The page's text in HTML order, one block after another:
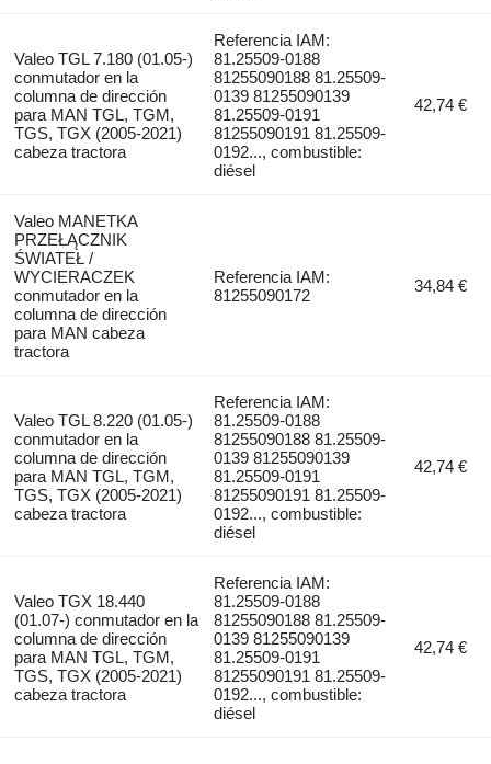
Valeo TGL 7.180 (01.05-)
conmutador en la
columna de dirección
para MAN TGL, TGM,
TGS, TGX (2005-2021)
cabeza tractora
Referencia IAM:
81.25509-0188
81255090188 81.25509-
0139 81255090139
81.25509-0191
81255090191 81.25509-
0192..., combustible:
diésel
42,74 €
Valeo MANETKA
PRZEŁĄCZNIK
ŚWIATEŁ /
WYCIERACZEK
conmutador en la
columna de dirección
para MAN cabeza
tractora
Referencia IAM:
81255090172
34,84 €
Valeo TGL 8.220 (01.05-)
conmutador en la
columna de dirección
para MAN TGL, TGM,
TGS, TGX (2005-2021)
cabeza tractora
Referencia IAM:
81.25509-0188
81255090188 81.25509-
0139 81255090139
81.25509-0191
81255090191 81.25509-
0192..., combustible:
diésel
42,74 €
Valeo TGX 18.440
(01.07-) conmutador en la
columna de dirección
para MAN TGL, TGM,
TGS, TGX (2005-2021)
cabeza tractora
Referencia IAM:
81.25509-0188
81255090188 81.25509-
0139 81255090139
81.25509-0191
81255090191 81.25509-
0192..., combustible:
diésel
42,74 €